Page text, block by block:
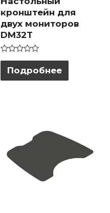
кронштейн для
двух мониторов
DM32T
Оценка
5
Подробнее